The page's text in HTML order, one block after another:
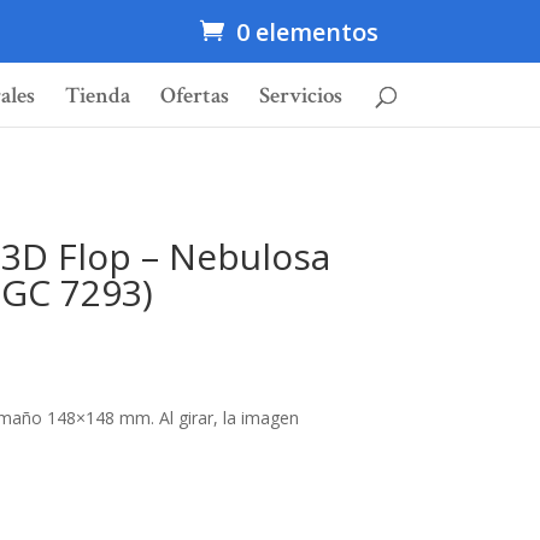
0 elementos
Tienda Ofertas Servicios
Flop – Nebulosa
7293)
148×148 mm. Al girar, la imagen